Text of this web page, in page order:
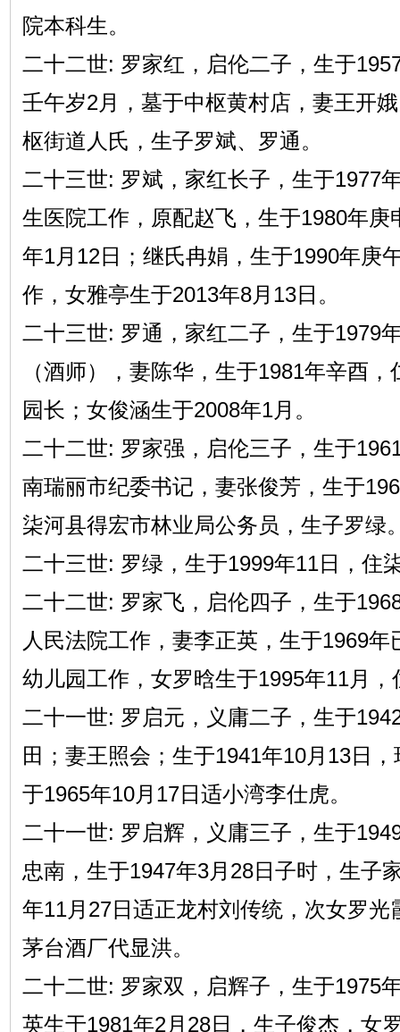
院本科生。
二十二世: 罗家红，启伦二子，生于
壬午岁2月，墓于中枢黄村店，妻王开
枢街道人氏，生子罗斌、罗通。
二十三世: 罗斌，家红长子，生于1977
生医院工作，原配赵飞，生于1980年庚
年1月12日；继氏冉娟，生于1990年庚
作，女雅亭生于2013年8月13日。
二十三世: 罗通，家红二子，生于1979
（酒师），妻陈华，生于1981年辛酉
园长；女俊涵生于2008年1月。
二十二世: 罗家强，启伦三子，生于
南瑞丽市纪委书记，妻张俊芳，生于
柒河县得宏市林业局公务员，生子罗绿
二十三世: 罗绿，生于1999年11日，住
二十二世: 罗家飞，启伦四子，生于
人民法院工作，妻李正英，生于1969
幼儿园工作，女罗晗生于1995年11月
二十一世: 罗启元，义庸二子，生于
田；妻王照会；生于1941年10月13日
于1965年10月17日适小湾李仕虎。
二十一世: 罗启辉，义庸三子，生于
忠南，生于1947年3月28日子时，生子
年11月27日适正龙村刘传统，次女罗光
茅台酒厂代显洪。
二十二世: 罗家双，启辉子，生于1975
英生于1981年2月28日，生子俊杰，女